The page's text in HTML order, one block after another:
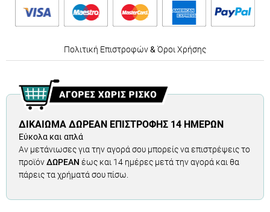
Πολιτική Επιστροφών& Όροι Χρήσης
ΔΙΚΑΊΩΜΑ ΔΩΡΕΆΝ ΕΠΙΣΤΡΟΦΉΣ 14 ΗΜΕΡΏΝ
Εύκολα και απλά
Αν μετάνιωσες για την αγορά σου μπορείς να επιστρέψεις το
προϊόνΔΩΡΕΑΝ έως και 14 ημέρες μετά την αγορά και θα
πάρεις τα χρήματά σου πίσω.